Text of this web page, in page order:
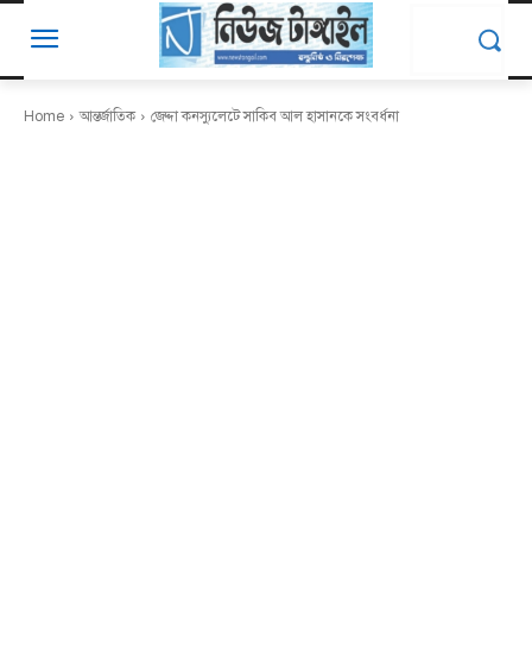
Home আন্তর্জাতিক জেদ্দা কনস্যুলেটে সাকিব আল হাসানকে সংবর্ধনা